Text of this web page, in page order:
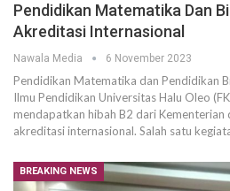
Pendidikan Matematika Dan
Akreditasi Internasional
Nawala Media 6 November 2023
Pendidikan Matematika dan Pendidikan
Ilmu Pendidikan Universitas Halu Oleo
mendapatkan hibah B2 dari Kementerian
akreditasi internasional. Salah satu
BREAKING NEWS